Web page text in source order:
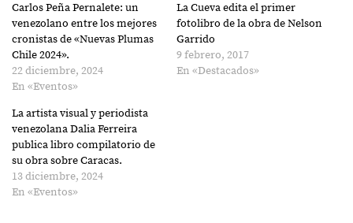
Carlos Peña Pernalete: un
venezolano entre los mejores
cronistas de «Nuevas Plumas
Chile 2024».
22 diciembre, 2024
En «Eventos»
La Cueva edita el primer
fotolibro de la obra de Nelson
Garrido
9 febrero, 2017
En «Destacados»
La artista visual y periodista
venezolana Dalia Ferreira
publica libro compilatorio de
su obra sobre Caracas.
13 diciembre, 2024
En «Eventos»